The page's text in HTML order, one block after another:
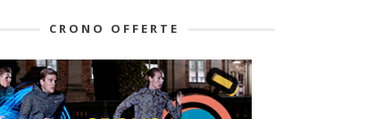
CRONO OFFERTE